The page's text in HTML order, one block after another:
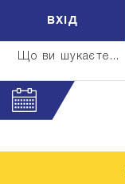
Що ви шукаєте...
ВXIД